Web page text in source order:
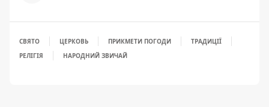
СВЯТО ЦЕРКОВЬ ПРИКМЕТИ ПОГОДИ
ТРАДИЦІЇ
РЕЛІГІЯ
НАРОДНИЙ ЗВИЧАЙ